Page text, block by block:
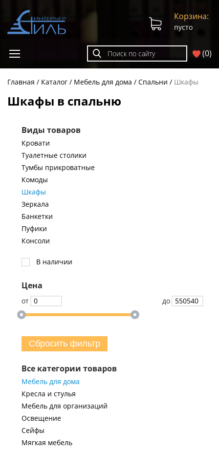
(0)
Корзина:
пусто
Главная Каталог Мебель для дома Спальни Шкафы
Шкафы в спальню
Виды товаров
Кровати
Туалетные столики
Тумбы прикроватные
Комоды
Шкафы
Зеркала
Банкетки
Пуфики
Консоли
В наличии
Цена
от до
Сбросить фильтр
Все категории товаров
Мебель для дома
Кресла и стулья
Мебель для организаций
Освещение
Сейфы
Мягкая мебель